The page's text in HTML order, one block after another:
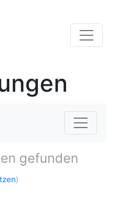
gefunden
)